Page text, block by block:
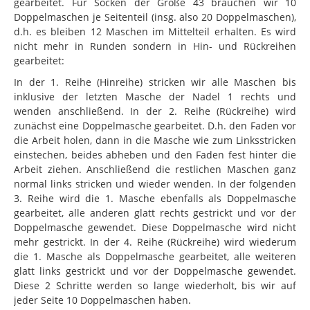
Doppelmaschen je Seitenteil (insg. also 20 Doppelmaschen),
d.h. es bleiben 12 Maschen im Mittelteil erhalten. Es wird
nicht mehr in Runden sondern in Hin- und Rückreihen
gearbeitet:
In der 1. Reihe (Hinreihe) stricken wir alle Maschen bis
inklusive der letzten Masche der Nadel 1 rechts und
wenden anschließend. In der 2. Reihe (Rückreihe) wird
zunächst eine Doppelmasche gearbeitet. D.h. den Faden vor
die Arbeit holen, dann in die Masche wie zum Linksstricken
einstechen, beides abheben und den Faden fest hinter die
Arbeit ziehen. Anschließend die restlichen Maschen ganz
normal links stricken und wieder wenden. In der folgenden
3. Reihe wird die 1. Masche ebenfalls als Doppelmasche
gearbeitet, alle anderen glatt rechts gestrickt und vor der
Doppelmasche gewendet. Diese Doppelmasche wird nicht
mehr gestrickt. In der 4. Reihe (Rückreihe) wird wiederum
die 1. Masche als Doppelmasche gearbeitet, alle weiteren
glatt links gestrickt und vor der Doppelmasche gewendet.
Diese 2 Schritte werden so lange wiederholt, bis wir auf
jeder Seite 10 Doppelmaschen haben.